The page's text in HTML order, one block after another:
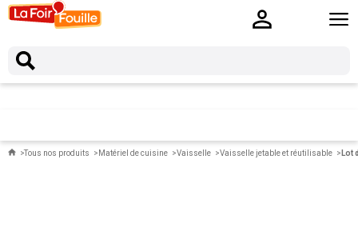
Tous nos produits Matériel de cuisine Vaisselle Vaisselle jetable et réutilisable